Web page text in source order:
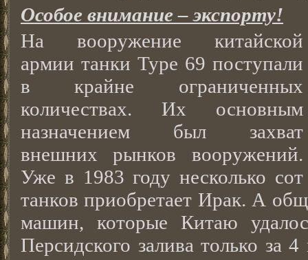
Особое внимание – экспорту!
На вооружение китайской
армии танки Type 69 поступали
в крайне ограниченных
количествах. Их основным
назначением был захват
внешних рынков вооружений.
Уже в 1983 году несколько сот
танков приобретает Ирак. А
машин, которые Китаю
Персидского залива только за